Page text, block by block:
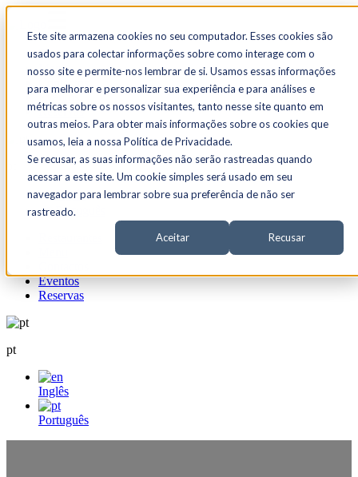
Este site armazena cookies no seu computador. Esses cookies são
usados para colectar informações sobre como interage com o
nosso site e permite-nos lembrar de si. Usamos essas informações
para melhorar e personalizar sua experiência e para análises e
métricas sobre os nossos visitantes, tanto nesse site quanto em
outras meios. Para obter mais informações sobre os cookies que
usamos, leia a nossa Política de Privacidade.
Se recusar, as suas informações não serão rastreadas quando
acessar a este site. Um cookie simples será usado em seu
navegador para lembrar sobre sua preferência de não ser
rastreado.
Aceitar Recusar
Restaurantes
Menu
Contactos
Eventos
Reservas
Inglês
Português
Eventos
Reservas
pt
Inglês
Português